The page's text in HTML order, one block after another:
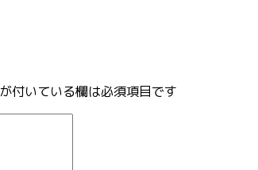
が付いている欄は必須項目です